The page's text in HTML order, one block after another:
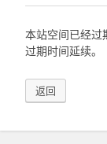
本站空间已经过
过期时间延续。
返回